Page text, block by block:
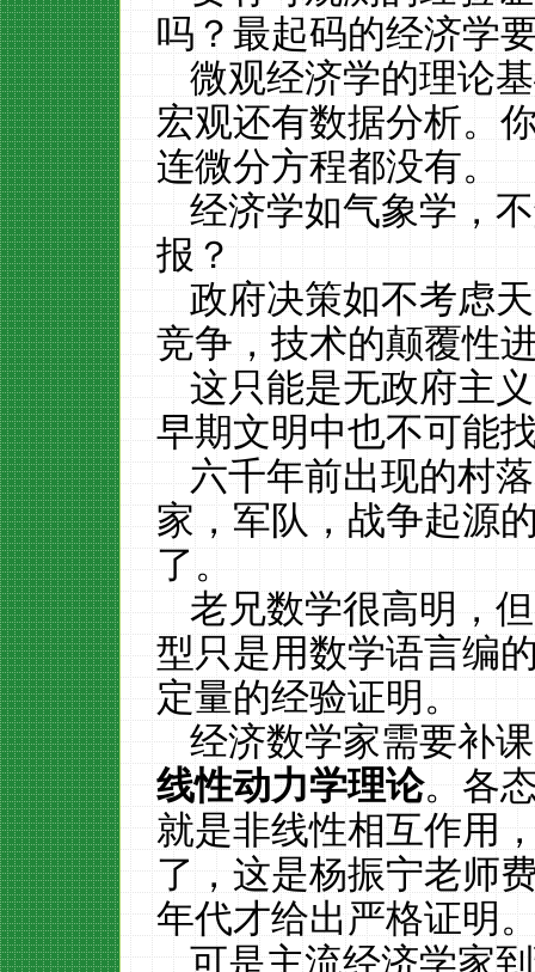
吗？最起码的经济学
微观经济学的理论
宏观还有数据分析。
连微分方程都没有。
经济学如气象学，
报？
政府决策如不考虑
竞争，技术的颠覆性
这只能是无政府主
早期文明中也不可能
六千年前出现的村
家，军队，战争起源
了。
老兄数学很高明，
型只是用数学语言编
定量的经验证明。
经济数学家需要补
线性动力学理论。各
就是非线性相互作用
了，这是杨振宁老师
年代才给出严格证明
可是主流经济学家